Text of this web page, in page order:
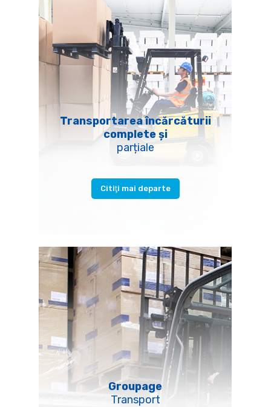
Transportarea încărcăturii
complete și
parțiale
Citiţi mai departe
Groupage
Transport